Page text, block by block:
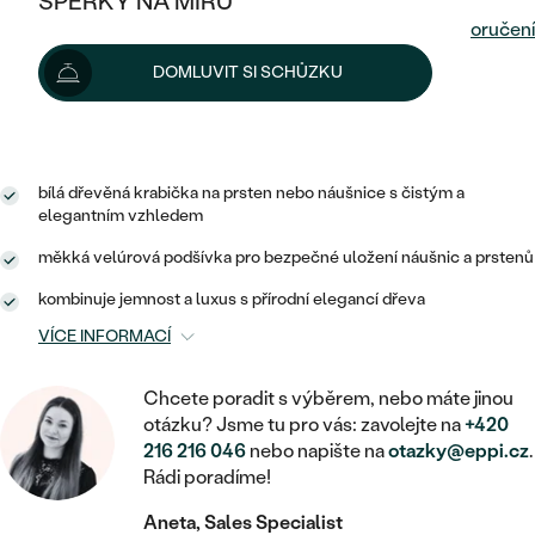
KOMBINOVANÉ ZLATO
DLE STYLU
BEZ KAMENE
ETERNITY
VYKROJENÉ
NETRADIČNÍ
TEPANÉ
POSTRANNÍ KAMENY
HALO
VINTAGE
SNUBNÍ A ZÁSNUBNÍ SETY
NETRADIČNÍ
SESTAV SI SVŮJ PRSTEN
ZAČÍT S PRSTENEM
ZAČÍT S DIAMANTEM
VÝPRODEJ
KDYŽ ŠPERKY POMÁHAJÍ
NÁUŠNICE
PRSTENY
PŘÍVĚSKY
NÁRAMKY
SETY
PÁNSKÉ ŠPERKY
PLATINOVÉ
PECKOVÉ
KRUHOVÉ
MINIMALISTICKÉ
SOLITÉR
VE TVARU SRDCE
ZLATÉ
STŘÍBRNÉ
SOLITÉR
NAROZENÍ DÍTĚTE
PERSONALIZOVANÉ
SE ZNAMENÍM ZVĚROKRUHU
MINIMALISTICKÉ
ŠPERKY SKLADEM
VÝPRODEJ
DLE MATERIÁLU
STŘÍBRNÉ
PLATINOVÉ
DLE STYLU
ETERNITY
DOMLUVIT SI SCHŮZKU
Možnosti doručení
4.9 2335 recenzí
bílá dřevěná krabička na prsten nebo náušnice s čistým a
elegantním vzhledem
měkká velúrová podšívka pro bezpečné uložení náušnic a prstenů
kombinuje jemnost a luxus s přírodní elegancí dřeva
VÍCE INFORMACÍ
Chcete poradit s výběrem, nebo máte jinou
otázku? Jsme tu pro vás: zavolejte na+420
216 216 046 nebo napište naotazky@eppi.cz.
Rádi poradíme!
Aneta, Sales Specialist